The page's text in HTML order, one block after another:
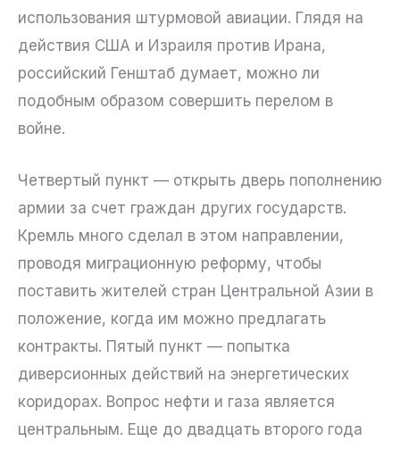
использования штурмовой авиации. Глядя на
действия США и Израиля против Ирана,
российский Генштаб думает, можно ли
подобным образом совершить перелом в
войне.
Четвертый пункт — открыть дверь пополнению
армии за счет граждан других государств.
Кремль много сделал в этом направлении,
проводя миграционную реформу, чтобы
поставить жителей стран Центральной Азии в
положение, когда им можно предлагать
контракты. Пятый пункт — попытка
диверсионных действий на энергетических
коридорах. Вопрос нефти и газа является
центральным. Еще до двадцать второго года